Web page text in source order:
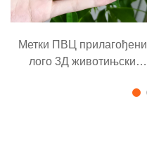
Метки ПВЦ прилагођени
лого 3Д животињски